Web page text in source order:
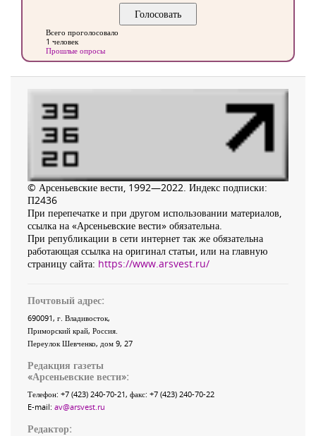
Всего проголосовало
1 человек
Прошлые опросы
© Арсеньевские вести, 1992—2022. Индекс подписки:
П2436
При перепечатке и при другом использовании материалов,
ссылка на «Арсеньевские вести» обязательна.
При републикации в сети интернет так же обязательна
работающая ссылка на оригинал статьи, или на главную
страницу сайта: https://www.arsvest.ru/
Почтовый адрес:
690091, г. Владивосток,
Приморский край, Россия
Переулок Шевченко, дом 9, 27
Редакция газеты
«Арсеньевские вести»:
Телефон: +7 (423) 240-70-21, факс: +7 (423) 240-70-22
E-mail: av@arsvest.ru
Редактор: